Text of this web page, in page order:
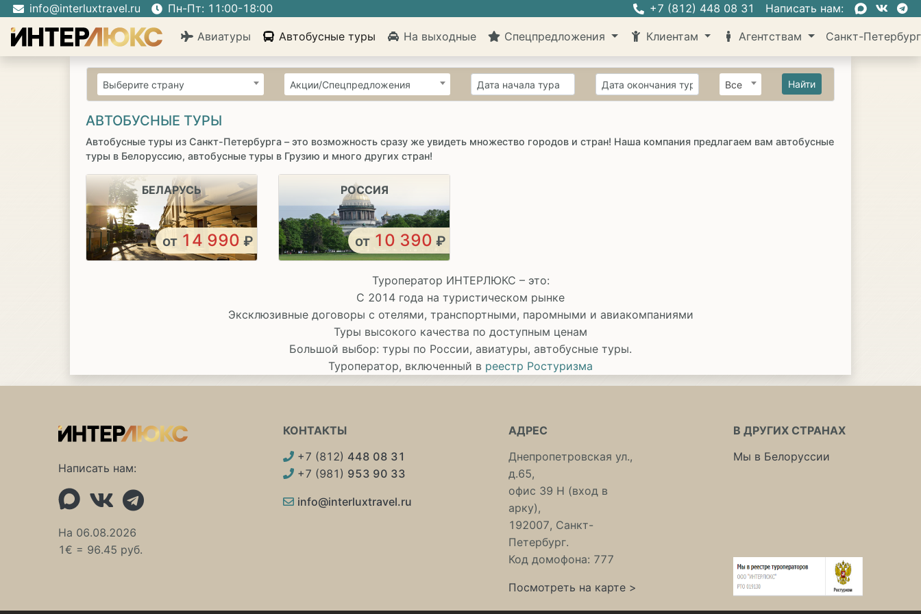
info@interluxtravel.ru Пн-Пт: 11:00-18:00 +7 (812) 448 08 31 Написать нам:
Авиатуры Автобусные туры На выходные Спецпредложения Клиентам Агентствам Санкт-
Выберите страну Акции/Спецпредложения Все Найти
АВТОБУСНЫЕ ТУРЫ
Автобусные туры из Санкт-Петербурга – это возможность сразу же увидеть множество городов и стран! Наша компания предлагаем вам автобусные
туры в Белоруссию, автобусные туры в Грузию и много других стран!
БЕЛАРУСЬ
от 14 990 ₽
РОССИЯ
от 10 390 ₽
Туроператор ИНТЕРЛЮКС – это:
С 2014 года на туристическом рынке
Эксклюзивные договоры с отелями, транспортными, паромными и авиакомпаниями
Туры высокого качества по доступным ценам
Большой выбор: туры по России, авиатуры, автобусные туры.
Туроператор, включенный в реестр Ростуризма
Написать нам:
На 06.08.2026
1€ = 96.45 руб.
КОНТАКТЫ
+7 (812) 448 08 31
+7 (981) 953 90 33
info@interluxtravel.ru
АДРЕС
Днепропетровская ул.,
д.65,
офис 39 Н (вход в
арку),
192007, Санкт-
Петербург.
Код домофона: 777
Посмотреть на карте >
В ДРУГИХ СТРАНАХ
Мы в Белоруссии